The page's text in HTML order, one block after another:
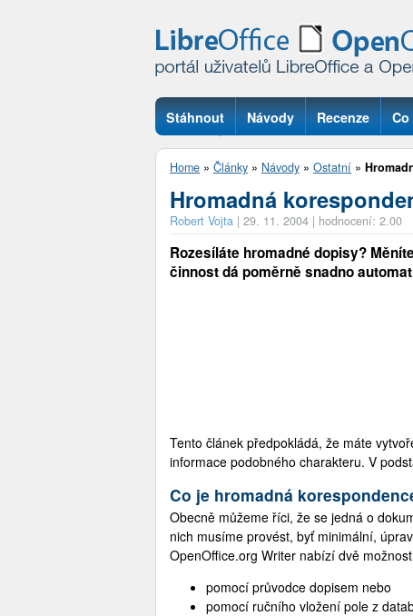
Stáhnout Návody Recenze
Otázky
Home » Články » Návody » Ostatní »
Hromadná
Robert Vojta | 29. 11. 2004 | hodnocení: 2.00
Rozesíláte hromadné dopisy?
činnost dá poměrně snadno
Tento článek předpokládá, že máte
informace podobného charakteru. V
Co je hromadná
Obecně můžeme říci, že se jedná o
nich musíme provést, byť minimální,
OpenOffice.org Writer nabízí dvě
pomocí průvodce dopisem nebo
pomocí ručního vložení pole z